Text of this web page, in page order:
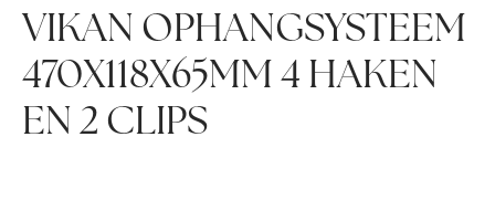
VIKAN OPHANGSYSTEEM
470X118X65MM 4 HAKEN
EN 2 CLIPS